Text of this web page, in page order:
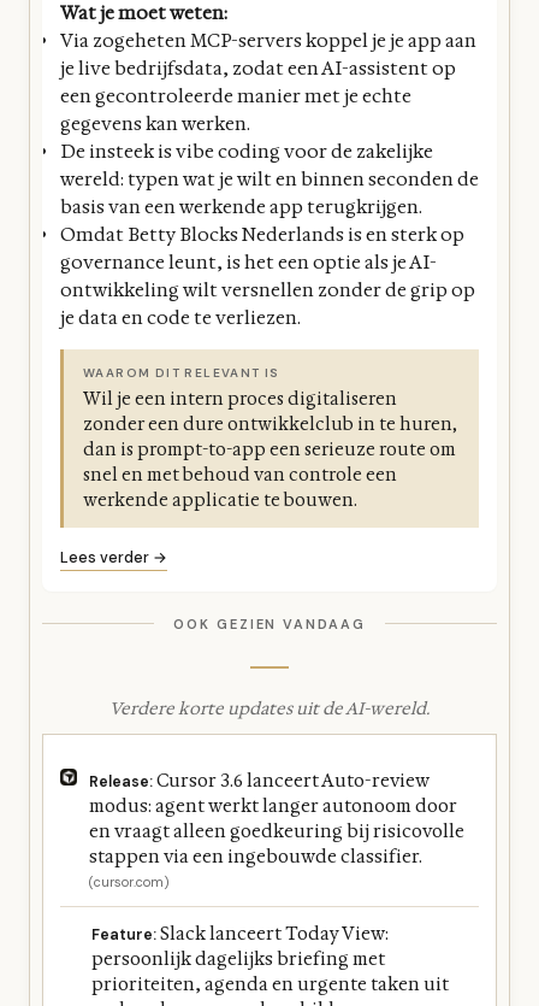
Wat je moet weten:
Via zogeheten MCP-servers koppel je je app aan
je live bedrijfsdata, zodat een AI-assistent op
een gecontroleerde manier met je echte
gegevens kan werken.
De insteek is vibe coding voor de zakelijke
wereld: typen wat je wilt en binnen seconden de
basis van een werkende app terugkrijgen.
Omdat Betty Blocks Nederlands is en sterk op
governance leunt, is het een optie als je AI-
ontwikkeling wilt versnellen zonder de grip op
je data en code te verliezen.
WAAROM DIT RELEVANT IS
Wil je een intern proces digitaliseren
zonder een dure ontwikkelclub in te huren,
dan is prompt-to-app een serieuze route om
snel en met behoud van controle een
werkende applicatie te bouwen.
Lees verder →
OOK GEZIEN VANDAAG
Verdere korte updates uit de AI-wereld.
Release:Cursor 3.6 lanceert Auto-review
modus: agent werkt langer autonoom door
en vraagt alleen goedkeuring bij risicovolle
stappen via een ingebouwde classifier.
(cursor.com)
Feature:Slack lanceert Today View:
persoonlijk dagelijks briefing met
prioriteiten, agenda en urgente taken uit